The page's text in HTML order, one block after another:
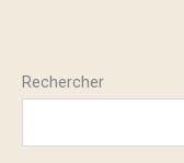
Rechercher